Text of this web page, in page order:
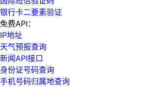
银行卡二要素验证
免费API：
IP地址
天气预报查询
新闻API接口
身份证号码查询
手机号码归属地查询